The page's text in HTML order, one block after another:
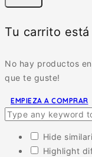
Tu carrito
No hay productos
que te guste!
EMPIEZA A COMPRAR
Hide
Highlight